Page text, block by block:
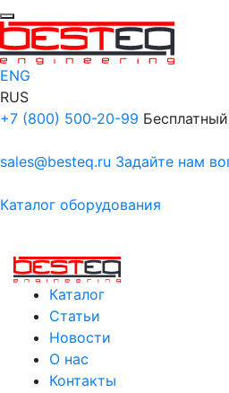
ENG
RUS
+7 (800) 500-20-99
sales@besteq.ru Задайте нам
Каталог оборудования
Каталог
Статьи
Новости
О нас
Контакты